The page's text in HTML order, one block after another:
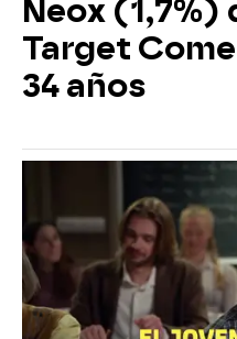
Neox (1,7%)
Target
34 años